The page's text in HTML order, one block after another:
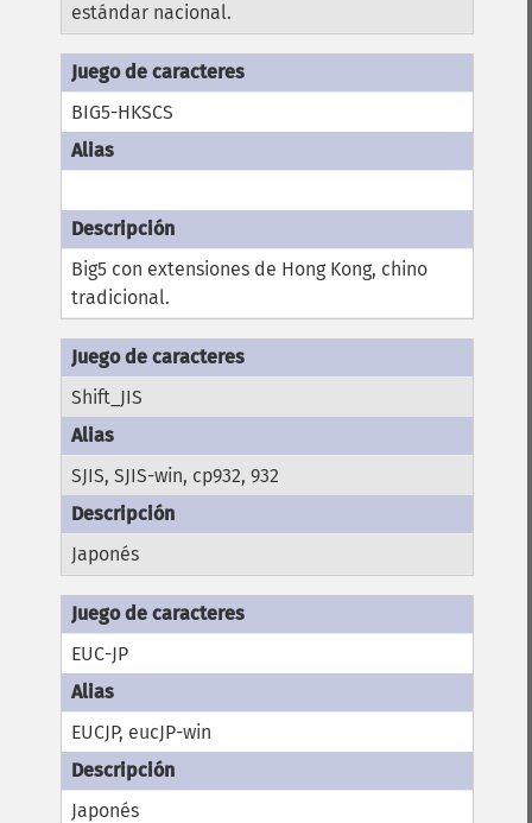
estándar nacional.
BIG5-HKSCS
Big5 con extensiones de Hong Kong, chino
tradicional.
Shift_JIS
SJIS, SJIS-win, cp932, 932
Japonés
EUC-JP
EUCJP, eucJP-win
Japonés